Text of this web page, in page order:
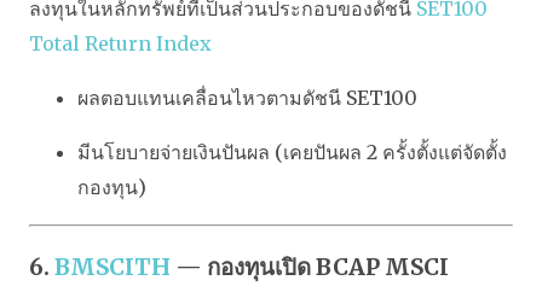
ลงทุนในหลักทรัพย์ที่เป็นส่วนประกอบของดัชนี SET100
Total Return Index
ผลตอบแทนเคลื่อนไหวตามดัชนี SET100
มีนโยบายจ่ายเงินปันผล (เคยปันผล 2 ครั้งตั้งแต่จัดตั้ง
กองทุน)
6. BMSCITH — กองทุนเปิด BCAP MSCI